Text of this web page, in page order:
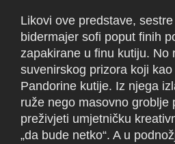
Likovi ove predstave,
bidermajer sofi poput finih
zapakirane u finu kutiju. No
suvenirskog prizora koji
Pandorine kutije. Iz njega
ruže nego masovno groblje
preživjeti umjetničku
„da bude netko“. A u